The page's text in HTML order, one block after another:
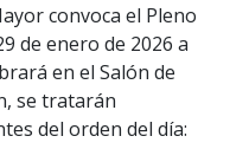
convoca el Pleno
de enero de 2026 a
en el Salón de
se tratarán
del orden del día: